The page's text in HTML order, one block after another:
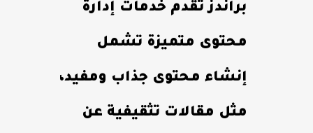
براندز تقدم خدمات إدارة
محتوى متميزة تشمل
إنشاء محتوى جذاب ومفيد،
مثل مقالات تثقيفية عن